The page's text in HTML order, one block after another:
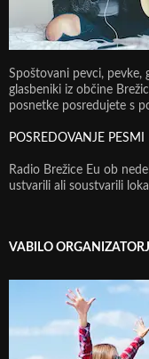
Spoštovani pevci, pevke,
glasbeniki iz občine
posnetke posredujete s
POSREDOVANJE PESMI
Radio Brežice Eu ob
ustvarili ali soustvarili
VABILO